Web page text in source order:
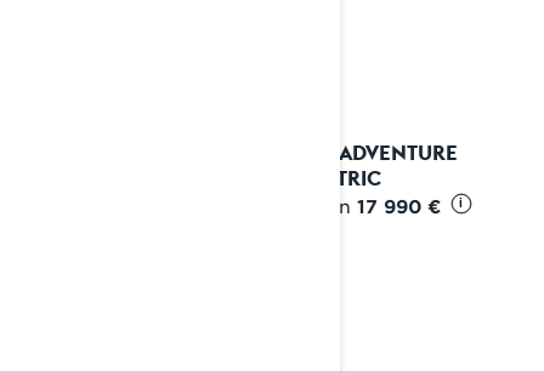
2027 ADVENTURE
ELECTRIC
Alkaen 17 990 € i